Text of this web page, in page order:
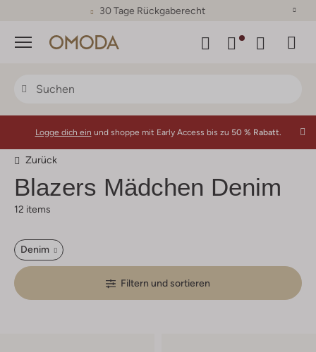
30 Tage Rückgaberecht
Menü
Logge dich ein und shoppe mit Early Access bis zu 50 % Rabatt.
Zurück
Blazers Mädchen Denim
12 items
Denim
Filtern und sortieren